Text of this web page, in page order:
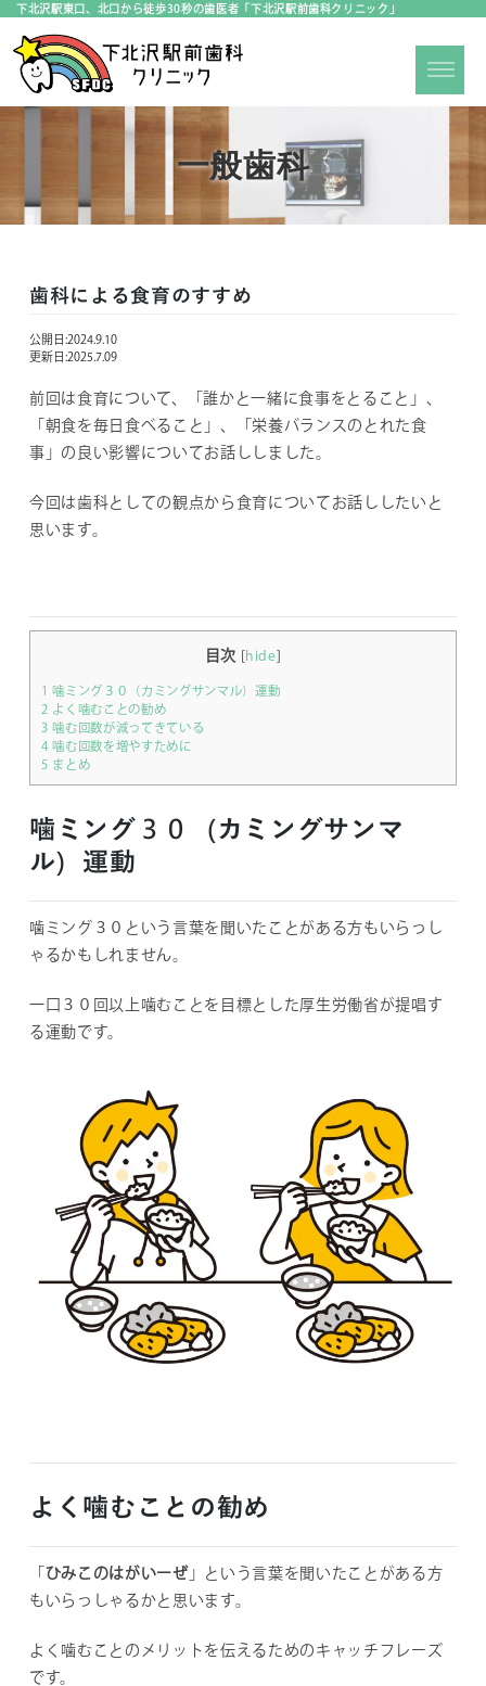
下北沢駅東口、北口から徒歩30秒の歯医者「下北沢駅前歯科クリニック」
一般歯科
歯科による食育のすすめ
公開日:2024.9.10
更新日:2025.7.09
前回は食育について、「誰かと一緒に食事をとること」、
「朝食を毎日食べること」、「栄養バランスのとれた食
事」の良い影響についてお話ししました。
今回は歯科としての観点から食育についてお話ししたいと
思います。
目次 [hide]
1
噛ミング３０（カミングサンマル）運動
2 よく噛むことの勧め
3 噛む回数が減ってきている
4 噛む回数を増やすために
5 まとめ
噛ミング３０（カミングサンマ
ル）運動
噛ミング３０という言葉を聞いたことがある方もいらっし
ゃるかもしれません。
一口３０回以上噛むことを目標とした厚生労働省が提唱す
る運動です。
よく噛むことの勧め
ひみこのはがいーぜ」という言葉を聞いたことがある方
もいらっしゃるかと思います。
よく噛むことのメリットを伝えるためのキャッチフレーズ
です。